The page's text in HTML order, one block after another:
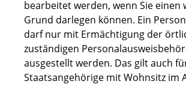
bearbeitet werden, wenn Sie einen
Grund darlegen können. Ein
darf nur mit Ermächtigung der
zuständigen
ausgestellt werden. Das gilt auch
Staatsangehörige mit Wohnsitz im